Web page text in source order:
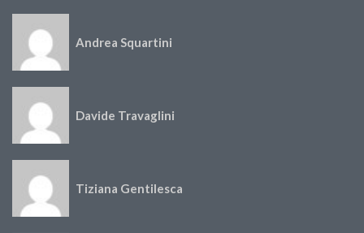
Andrea Squartini
Davide Travaglini
Tiziana Gentilesca